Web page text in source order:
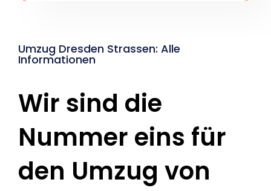
Umzug Dresden Strassen: Alle
Informationen
Wir sind die
Nummer eins für
den Umzug von